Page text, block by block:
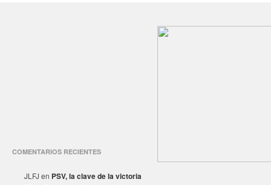
COMENTARIOS RECIENTES
JLFJ en PSV, la clave de la victoria